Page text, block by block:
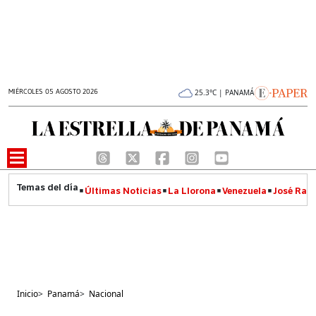
MIÉRCOLES 05 AGOSTO 2026 25.3°C | PANAMÁ
Últimas Noticias La Llorona Venezuela José
Inicio> Panamá> Nacional